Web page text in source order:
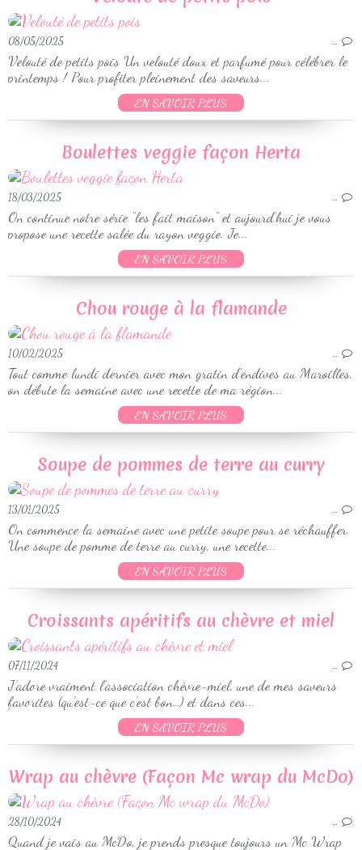
08/05/2025 …
Velouté de petits pois Un velouté doux et parfumé pour célébrer le
printemps ! Pour profiter pleinement des saveurs...
EN SAVOIR PLUS
Boulettes veggie façon Herta
18/03/2025 …
On continue notre série "les fait maison" et aujourd'hui je vous
propose une recette salée du rayon veggie. Je...
EN SAVOIR PLUS
Chou rouge à la flamande
10/02/2025 …
Tout comme lundi dernier avec mon gratin d'endives au Maroilles,
on débute la semaine avec une recette de ma région...
EN SAVOIR PLUS
Soupe de pommes de terre au curry
13/01/2025 …
On commence la semaine avec une petite soupe pour se réchauffer.
Une soupe de pomme de terre au curry, une recette...
EN SAVOIR PLUS
Croissants apéritifs au chèvre et miel
07/11/2024 …
J’adore vraiment l’association chèvre-miel, une de mes saveurs
favorites (qu’est-ce que c’est bon…) et dans ces...
EN SAVOIR PLUS
Wrap au chèvre (Façon Mc wrap du McDo)
28/10/2024 …
Quand je vais au McDo, je prends presque toujours un Mc Wrap